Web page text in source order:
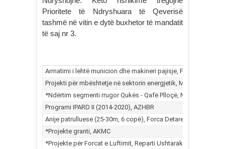
Prioritete të Ndryshuara të Qeverisë
tashmë në vitin e dytë buxhetor të mandatit
të saj nr 3.